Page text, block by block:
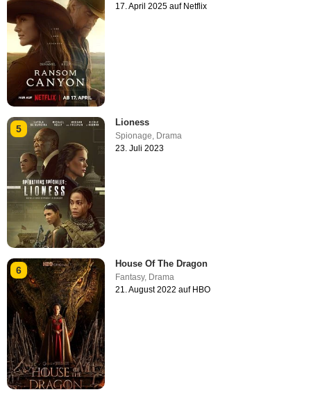
17. April 2025 auf Netflix
5
Lioness
Spionage Drama
23. Juli 2023
6
House Of The Dragon
Fantasy, Drama
21. August 2022 auf HBO